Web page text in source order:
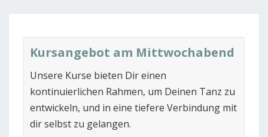
Kursangebot am Mittwochabend
Unsere Kurse bieten Dir einen
kontinuierlichen Rahmen, um Deinen Tanz zu
entwickeln, und in eine tiefere Verbindung mit
dir selbst zu gelangen.